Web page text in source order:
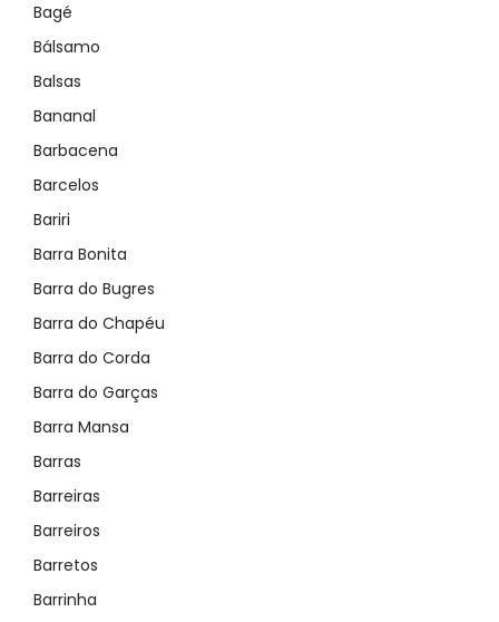
Bagé
Bálsamo
Balsas
Bananal
Barbacena
Barcelos
Bariri
Barra Bonita
Barra do Bugres
Barra do Chapéu
Barra do Corda
Barra do Garças
Barra Mansa
Barras
Barreiras
Barreiros
Barretos
Barrinha